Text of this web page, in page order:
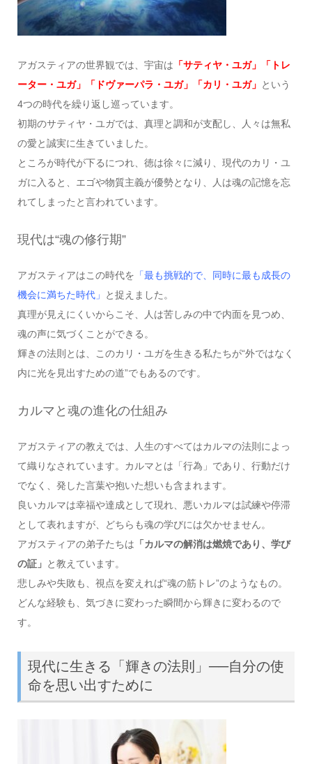
アガスティアの世界観では、宇宙は 「サティヤ・ユガ」「トレ
ーター・ユガ」「ドヴァーパラ・ユガ」「カリ・ユガ」 という
4つの時代を繰り返し巡っています。
初期のサティヤ・ユガでは、真理と調和が支配し、人々は無私
の愛と誠実に生きていました。
ところが時代が下るにつれ、徳は徐々に減り、現代のカリ・ユ
ガに入ると、エゴや物質主義が優勢となり、人は魂の記憶を忘
れてしまったと言われています。
現代は“魂の修行期”
アガスティアはこの時代を 「最も挑戦的で、同時に最も成長の
機会に満ちた時代」
と捉えました。
真理が見えにくいからこそ、人は苦しみの中で内面を見つめ、
魂の声に気づくことができる。
輝きの法則とは、このカリ・ユガを生きる私たちが“外ではなく
内に光を見出すための道”でもあるのです。
カルマと魂の進化の仕組み
アガスティアの教えでは、人生のすべてはカルマの法則によっ
て織りなされています。カルマとは「行為」であり、行動だけ
でなく、発した言葉や抱いた想いも含まれます。
良いカルマは幸福や達成として現れ、悪いカルマは試練や停滞
として表れますが、どちらも魂の学びには欠かせません。
アガスティアの弟子たちは 「カルマの解消は燃焼であり、学び
の証」 と教えています。
悲しみや失敗も、視点を変えれば“魂の筋トレ”のようなもの。
どんな経験も、気づきに変わった瞬間から輝きに変わるので
す。
現代に生きる「輝きの法則」──自分の使
命を思い出すために